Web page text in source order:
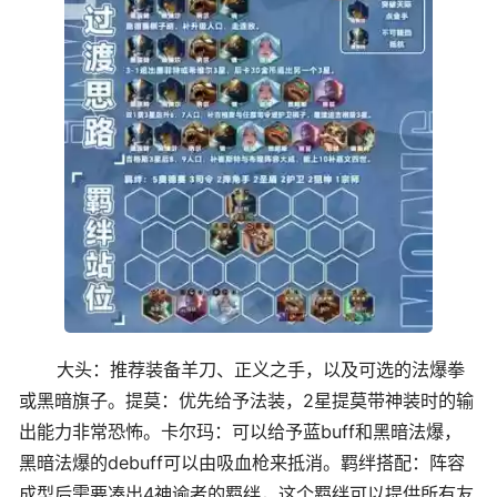
大头：推荐装备羊刀、正义之手，以及可选的法爆拳
或黑暗旗子。提莫：优先给予法装，2星提莫带神装时的输
出能力非常恐怖。卡尔玛：可以给予蓝buff和黑暗法爆，
黑暗法爆的debuff可以由吸血枪来抵消。羁绊搭配：阵容